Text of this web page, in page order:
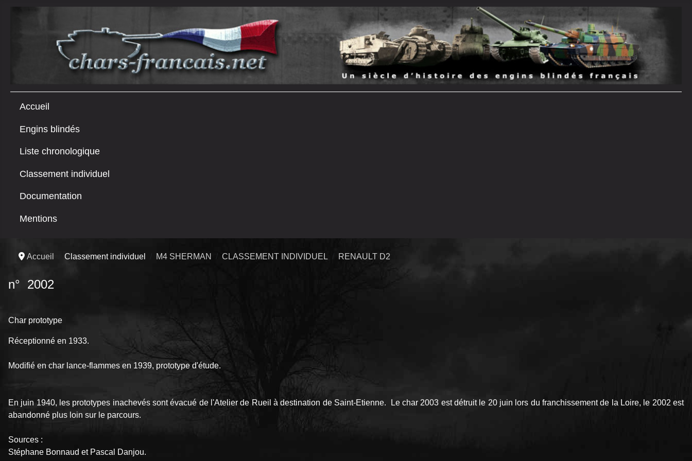
Accueil
Engins blindés
Liste chronologique
Classement individuel
Documentation
Mentions
Accueil Classement individuel M4 SHERMAN CLASSEMENT INDIVIDUEL RENAULT D2
n° 2002
Char prototype
Réceptionné en 1933.
Modifié en char lance-flammes en 1939, prototype d'étude.
En juin 1940, les prototypes inachevés sont évacué de l'Atelier de Rueil à destination de Saint-Etienne. Le char 2003 est détruit le 20 juin lors du franchissement de la Loire, le 2002 est
abandonné plus loin sur le parcours.
Sources :
Stéphane Bonnaud et Pascal Danjou.